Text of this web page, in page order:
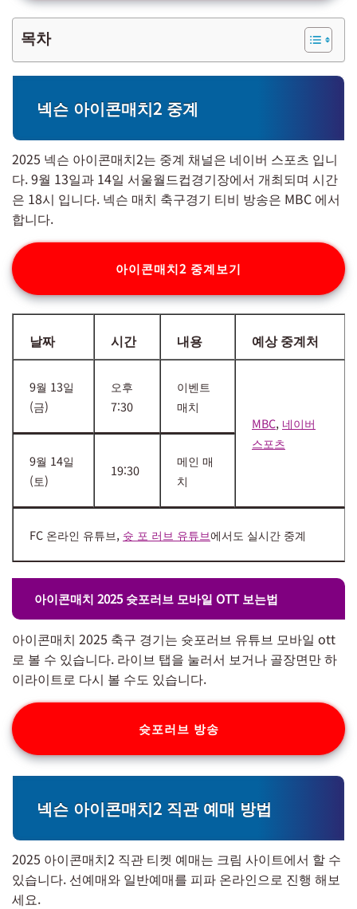
목차
넥슨 아이콘매치2 중계
2025 넥슨 아이콘매치2는 중계 채널은 네이버 스포츠 입니
다. 9월 13일과 14일 서울월드컵경기장에서 개최되며 시간
은 18시 입니다. 넥슨 매치 축구경기 티비 방송은 MBC 에서
합니다.
아이콘매치2 중계보기
날짜 시간 내용 예상 중계처
9월 13일
(금)
오후
7:30
이벤트
매치
MBC, 네이버
스포츠
9월 14일
(토)
19:30
메인 매
치
FC 온라인 유튜브, 슛 포 러브 유튜브에서도 실시간 중계
아이콘매치 2025 슛포러브 모바일 OTT 보는법
아이콘매치 2025 축구 경기는 슛포러브 유튜브 모바일 ott
로 볼 수 있습니다. 라이브 탭을 눌러서 보거나 골장면만 하
이라이트로 다시 볼 수도 있습니다.
슛포러브 방송
넥슨 아이콘매치2 직관 예매 방법
2025 아이콘매치2 직관 티켓 예매는 크림 사이트에서 할 수
있습니다. 선예매와 일반예매를 피파 온라인으로 진행 해보
세요.